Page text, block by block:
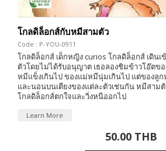
โกลดิล็อกส์กับหมีสามตัว
Code : P-YOU-0911
โกลดิล็อกส์ เด็กหญิง curios โกลดิล็อกส์ เดิน
ตัวโดยไม่ได้รับอนุญาต เธอลองชิมข้าวโอ๊ตข
หมีแข็งเกินไป ของแม่หมีนุ่มเกินไป แต่ของลูก
และนอนบนเตียงของแต่ละตัวเช่นกัน หมีสาม
โกลดิล็อกส์ตกใจและวิ่งหนีออกไป
Learn More
50.00 THB